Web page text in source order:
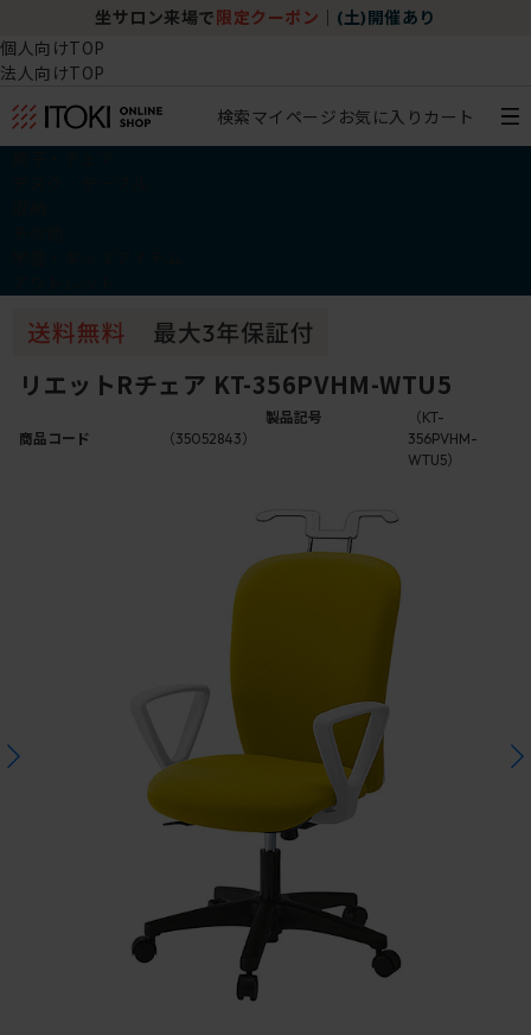
坐サロン来場で 限定クーポン (土)開催あり
個人向けTOP
法人向けTOP
検索マイページ お気に入り カート
リエットRチェア KT-356PVHM-WTU5
商品コード （35052843）
製品記号
（KT-
356PVHM-
WTU5）